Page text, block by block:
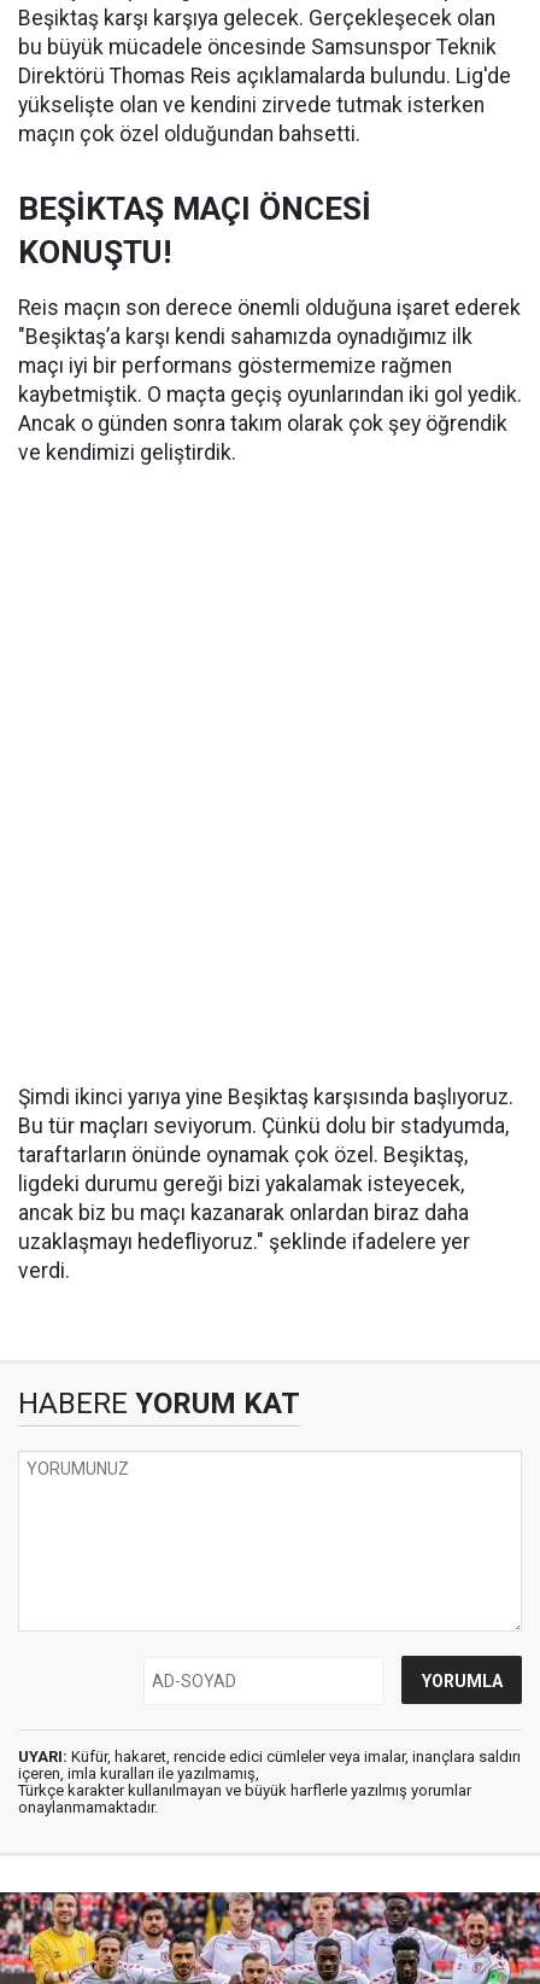
Beşiktaş karşı karşıya gelecek. Gerçekleşecek olan
bu büyük mücadele öncesinde Samsunspor Teknik
Direktörü Thomas Reis açıklamalarda bulundu. Lig'de
yükselişte olan ve kendini zirvede tutmak isterken
maçın çok özel olduğundan bahsetti.
BEŞİKTAŞ MAÇI ÖNCESİ
KONUŞTU!
Reis maçın son derece önemli olduğuna işaret ederek
"Beşiktaş’a karşı kendi sahamızda oynadığımız ilk
maçı iyi bir performans göstermemize rağmen
kaybetmiştik. O maçta geçiş oyunlarından iki gol yedik.
Ancak o günden sonra takım olarak çok şey öğrendik
ve kendimizi geliştirdik.
Şimdi ikinci yarıya yine Beşiktaş karşısında başlıyoruz.
Bu tür maçları seviyorum. Çünkü dolu bir stadyumda,
taraftarların önünde oynamak çok özel. Beşiktaş,
ligdeki durumu gereği bizi yakalamak isteyecek,
ancak biz bu maçı kazanarak onlardan biraz daha
uzaklaşmayı hedefliyoruz." şeklinde ifadelere yer
verdi.
HABERE YORUM KAT
UYARI: Küfür, hakaret, rencide edici cümleler veya imalar, inançlara saldırı
içeren, imla kuralları ile yazılmamış,
Türkçe karakter kullanılmayan ve büyük harflerle yazılmış yorumlar
onaylanmamaktadır.